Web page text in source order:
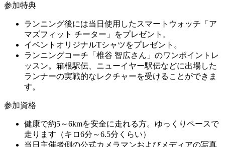
参加特典
ランニング後には当日使用したスマートウォッチ「ア
マズフィット チーター」をプレゼント。
イベントオリジナルTシャツをプレゼント。
ランニングコーチ「椎谷 智広さん」のワンポイントレ
ッスン。箱根駅伝、ニューイヤー駅伝などに出場した
ランナーの実戦的なレクチャーを受けることができま
す。
参加資格
健康で約5～6kmを安全に走れる方。ゆっくりペースで
走ります（キロ6分～6.5分くらい）
当日主催者側の公式カメラマンおよびメディアの写真